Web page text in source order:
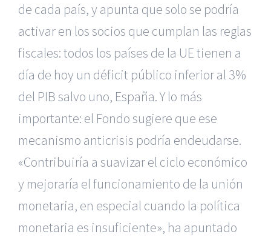
de cada país, y apunta que solo se podría
activar en los socios que cumplan las reglas
fiscales: todos los países de la UE tienen a
día de hoy un déficit público inferior al 3%
del PIB salvo uno, España. Y lo más
importante: el Fondo sugiere que ese
mecanismo anticrisis podría endeudarse.
«Contribuiría a suavizar el ciclo económico
y mejoraría el funcionamiento de la unión
monetaria, en especial cuando la política
monetaria es insuficiente», ha apuntado